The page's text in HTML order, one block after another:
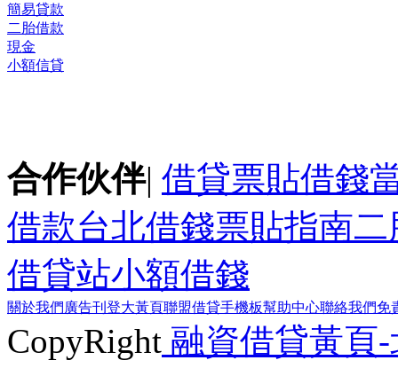
簡易貸款
二胎借款
現金
小額信貸
合作伙伴| 借貸票貼借錢
借款台北借錢票貼指南二
借貸站小額借錢
關於我們 廣告刊登大黃頁聯盟借貸手機板幫助中心聯絡我們免
CopyRight 融資借貸黃頁